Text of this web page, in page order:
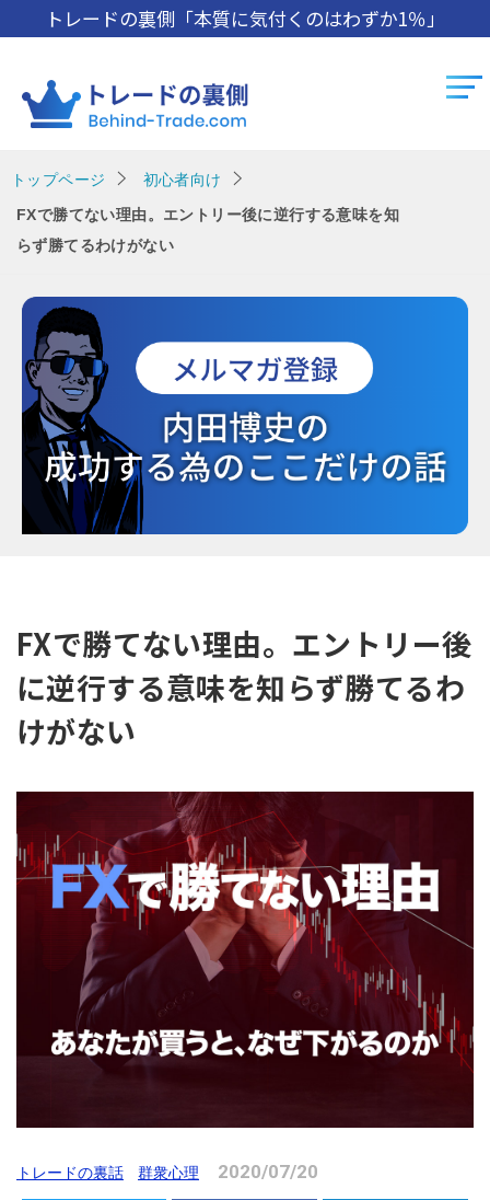
トレードの裏側「本質に気付くのはわずか1％」
トップページ
初心者向け
FXで勝てない理由。エントリー後に逆行する意味を知
らず勝てるわけがない
FXで勝てない理由。エントリー後
に逆行する意味を知らず勝てるわ
けがない
トレードの裏話 群衆心理 2020/07/20